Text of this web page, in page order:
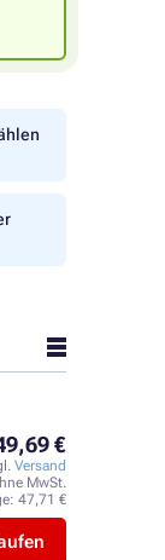
€
Versand
MwSt.
47,71 €